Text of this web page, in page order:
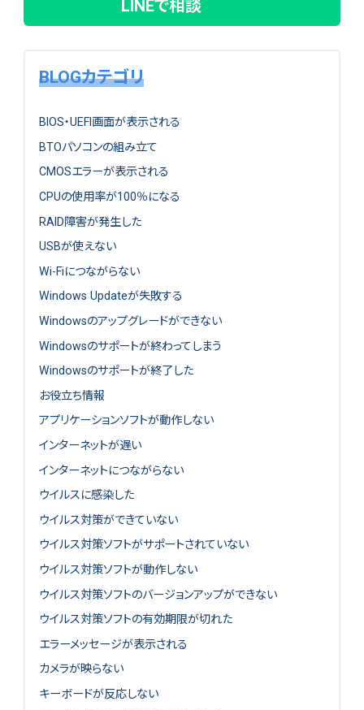
LINEで相談
BLOGカテゴリ
BIOS・UEFI画面が表示される
BTOパソコンの組み立て
CMOSエラーが表示される
CPUの使用率が100％になる
RAID障害が発生した
USBが使えない
Wi-Fiにつながらない
Windows Updateが失敗する
Windowsのアップグレードができない
Windowsのサポートが終わってしまう
Windowsのサポートが終了した
お役立ち情報
アプリケーションソフトが動作しない
インターネットが遅い
インターネットにつながらない
ウイルスに感染した
ウイルス対策ができていない
ウイルス対策ソフトがサポートされていない
ウイルス対策ソフトが動作しない
ウイルス対策ソフトのバージョンアップができない
ウイルス対策ソフトの有効期限が切れた
エラーメッセージが表示される
カメラが映らない
キーボードが反応しない